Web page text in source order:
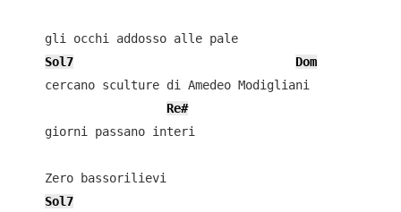
    gli occhi addosso alle pale
Sol7
Dom
    cercano sculture di Amedeo Modigliani
Re#
    giorni passano interi
    Zero bassorilievi
Sol7